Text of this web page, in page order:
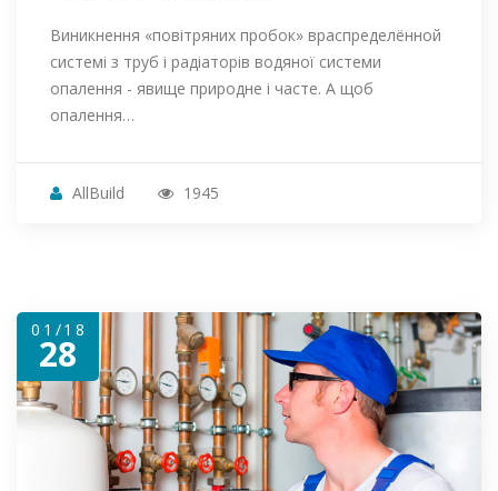
Виникнення «повітряних пробок» враспределённой
системі з труб і радіаторів водяної системи
опалення - явище природне і часте. А щоб
опалення…
AllBuild 1945
01/18
28